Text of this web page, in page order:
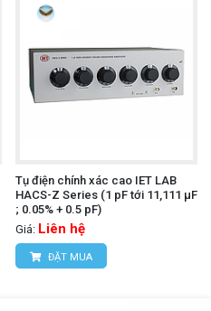
Tụ điện chính xác cao IET LAB
HACS-Z Series (1 pF tới 11,111 µF
; 0.05% + 0.5 pF)
Giá: Liên hệ
ĐẶT MUA